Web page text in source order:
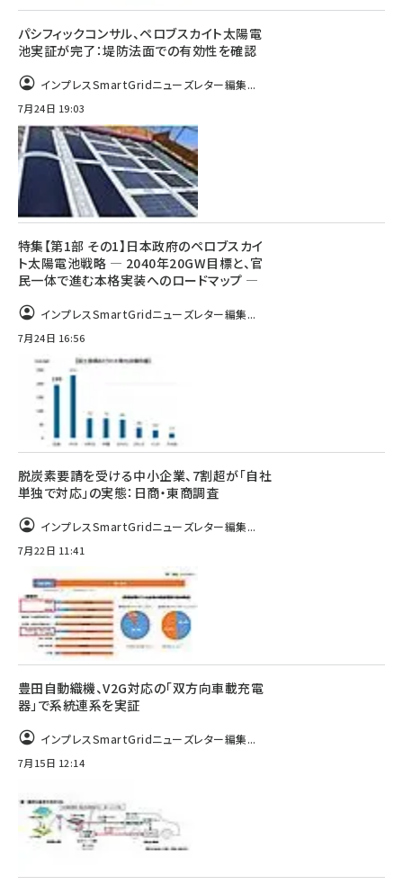
パシフィックコンサル、ペロブスカイト太陽電
池実証が完了：堤防法面での有効性を確認
インプレスSmartGridニューズレター編集...
7月24日 19:03
特集【第1部 その1】日本政府のペロブスカイ
ト太陽電池戦略 ― 2040年20GW目標と、官
民一体で進む本格実装へのロードマップ ―
インプレスSmartGridニューズレター編集...
7月24日 16:56
脱炭素要請を受ける中小企業、7割超が「自社
単独で対応」の実態：日商・東商調査
インプレスSmartGridニューズレター編集...
7月22日 11:41
豊田自動織機、V2G対応の「双方向車載充電
器」で系統連系を実証
インプレスSmartGridニューズレター編集...
7月15日 12:14